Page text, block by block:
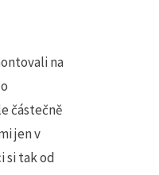
na
částečně
jen v
si tak od